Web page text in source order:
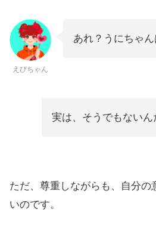
えびちゃん
あれ？うにちゃ
実は、そうでもないん
ただ、尊重しながらも、自分の
いのです。